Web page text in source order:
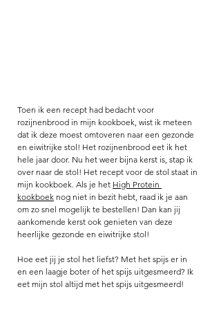
Toen ik een recept had bedacht voor
rozijnenbrood in mijn kookboek, wist ik meteen
dat ik deze moest omtoveren naar een gezonde
en eiwitrijke stol! Het rozijnenbrood eet ik het
hele jaar door. Nu het weer bijna kerst is, stap ik
over naar de stol! Het recept voor de stol staat in
mijn kookboek. Als je het High Protein
kookboek nog niet in bezit hebt, raad ik je aan
om zo snel mogelijk te bestellen! Dan kan jij
aankomende kerst ook genieten van deze
heerlijke gezonde en eiwitrijke stol!
Hoe eet jij je stol het liefst? Met het spijs er in
en een laagje boter of het spijs uitgesmeerd? Ik
eet mijn stol altijd met het spijs uitgesmeerd!